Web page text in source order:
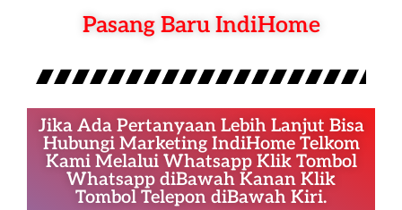
Pasang Baru IndiHome
Jika Ada Pertanyaan Lebih Lanjut Bisa
Hubungi Marketing IndiHome Telkom
Kami Melalui Whatsapp Klik Tombol
Whatsapp diBawah Kanan Klik
Tombol Telepon diBawah Kiri.